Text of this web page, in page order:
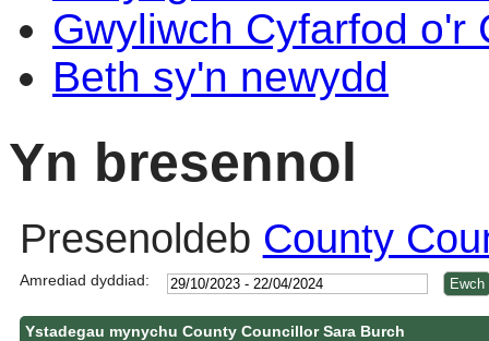
Gwyliwch Cyfarfod o'r
Beth sy'n newydd
Yn bresennol
Presenoldeb County
Amrediad dyddiad:
Ystadegau mynychu County Councillor Sara Burch